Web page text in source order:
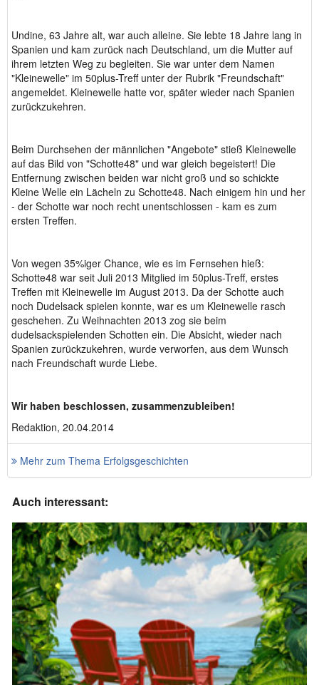
Undine, 63 Jahre alt, war auch alleine. Sie lebte 18 Jahre lang in
Spanien und kam zurück nach Deutschland, um die Mutter auf
ihrem letzten Weg zu begleiten. Sie war unter dem Namen
"Kleinewelle" im 50plus-Treff unter der Rubrik "Freundschaft"
angemeldet. Kleinewelle hatte vor, später wieder nach Spanien
zurückzukehren.
Beim Durchsehen der männlichen "Angebote" stieß Kleinewelle
auf das Bild von "Schotte48" und war gleich begeistert! Die
Entfernung zwischen beiden war nicht groß und so schickte
Kleine Welle ein Lächeln zu Schotte48. Nach einigem hin und her
- der Schotte war noch recht unentschlossen - kam es zum
ersten Treffen.
Von wegen 35%iger Chance, wie es im Fernsehen hieß:
Schotte48 war seit Juli 2013 Mitglied im 50plus-Treff, erstes
Treffen mit Kleinewelle im August 2013. Da der Schotte auch
noch Dudelsack spielen konnte, war es um Kleinewelle rasch
geschehen. Zu Weihnachten 2013 zog sie beim
dudelsackspielenden Schotten ein. Die Absicht, wieder nach
Spanien zurückzukehren, wurde verworfen, aus dem Wunsch
nach Freundschaft wurde Liebe.
Wir haben beschlossen, zusammenzubleiben!
Redaktion, 20.04.2014
Mehr zum Thema Erfolgsgeschichten
Auch interessant: